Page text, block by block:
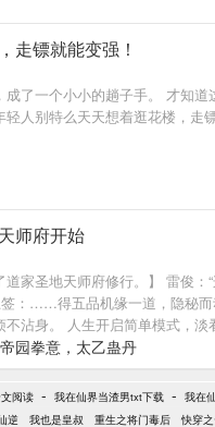
走镖就能变强！
成了一个小小的趟子手。 才知
人别特么天天想着逛花楼，走
师府开始
道家圣地天师府修行。】 雷俊
：……得五品机缘一道，隐秘
沾身。 人生开启简单模式，淡
园拳意，太乙蛊丹
阅读 - 我在仙界当渣男txt下载 - 我在
逆 我也是皇叔 重生之将门毒后 快穿